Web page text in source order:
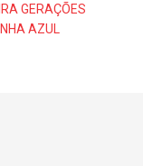
GERAÇÕES
AZUL